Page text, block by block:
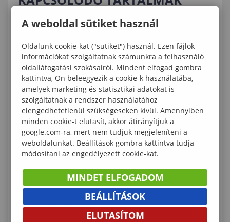
Sikeres TDK pályázatzárás a Soproni
Diplomaátadó Ünnepség a Soproni
Közgázon
Doktoravatás a Széchenyi István
Gazdálkodás- és Szervezéstudományok
Doktori Iskolában
20 éves a Sapientia EMTE Csíki Közgáz a
Soproni Egyetem partnerintézménye
Együttműködés az oktatásban az Uniqa-val
Elhunyt dr. Szűts István
A weboldal sütiket használ
Oldalunk cookie-kat ("sütiket") használ. Ezen fájlok
információkat szolgáltatnak számunkra a felhasználó
oldallátogatási szokásairól. Mindent elfogad gombra
kattintva, Ön beleegyezik a cookie-k használatába,
amelyek marketing és statisztikai adatokat is
szolgáltatnak a rendszer használatához
elengedhetetlenül szükségeseken kívül. Amennyiben
minden cookie-t elutasít, akkor átirányítjuk a
google.com-ra, mert nem tudjuk megjeleníteni a
weboldalunkat. Beállítások gombra kattintva tudja
módosítani az engedélyezett cookie-kat.
MINDET ELFOGADOM
BEÁLLÍTÁSOK
ELUTASÍTOM